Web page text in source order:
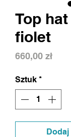
Top
fiolet
660,00 złCena
Sztuk *